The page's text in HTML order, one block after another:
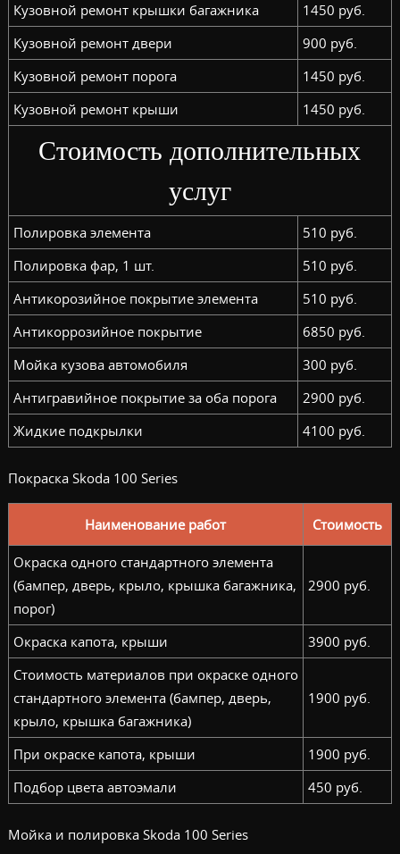
Кузовной ремонт крышки багажника
1450 руб.
Кузовной ремонт двери
900 руб.
Кузовной ремонт порога
1450 руб.
Кузовной ремонт крыши
1450 руб.
Стоимость дополнительных
услуг
Полировка элемента
510 руб.
Полировка фар, 1 шт.
510 руб.
Антикорозийное покрытие элемента
510 руб.
Антикоррозийное покрытие
6850 руб.
Мойка кузова автомобиля
300 руб.
Антигравийное покрытие за оба порога
2900 руб.
Жидкие подкрылки
4100 руб.
Покраска Skoda 100 Series
Наименование работ Стоимость
Окраска одного стандартного элемента
(бампер, дверь, крыло, крышка багажника,
порог)
2900 руб.
Окраска капота, крыши
3900 руб.
Стоимость материалов при окраске одного
стандартного элемента (бампер, дверь,
крыло, крышка багажника)
1900 руб.
При окраске капота, крыши
1900 руб.
Подбор цвета автоэмали
450 руб.
Мойка и полировка Skoda 100 Series